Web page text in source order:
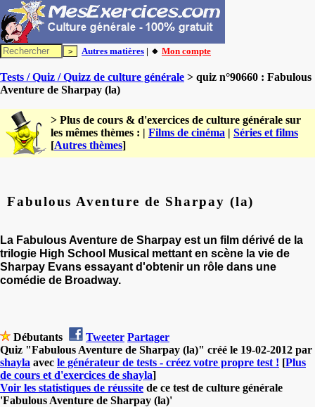
Autres matières | 🔸 Mon compte
Tests / Quiz / Quizz de culture générale > quiz n°90660 : Fabulous
Aventure de Sharpay (la)
> Plus de cours & d'exercices de culture générale sur
les mêmes thèmes : | Films de cinéma | Séries et films
[Autres thèmes]
Fabulous Aventure de Sharpay (la)
La Fabulous Aventure de Sharpay est un film dérivé de la
trilogie High School Musical mettant en scène la vie de
Sharpay Evans essayant d'obtenir un rôle dans une
comédie de Broadway.
Débutants Tweeter Partager
Quiz "Fabulous Aventure de Sharpay (la)" créé le 19-02-2012 par
shayla avec le générateur de tests - créez votre propre test ! [Plus
de cours et d'exercices de shayla]
Voir les statistiques de réussite de ce test de culture générale
'Fabulous Aventure de Sharpay (la)'